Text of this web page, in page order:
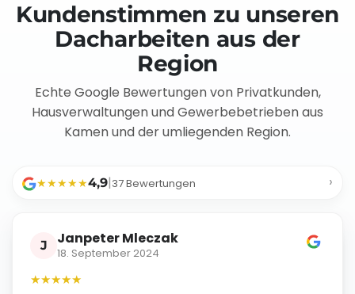
Kundenstimmen zu unseren
Dacharbeiten aus der
Region
Echte Google Bewertungen von Privatkunden,
Hausverwaltungen und Gewerbebetrieben aus
Kamen und der umliegenden Region.
★★★★★4,9|37 Bewertungen ›
J Janpeter Mleczak
18. September 2024
★★★★★
Michael Kassing
Dieter W.
22. Dezember 2022